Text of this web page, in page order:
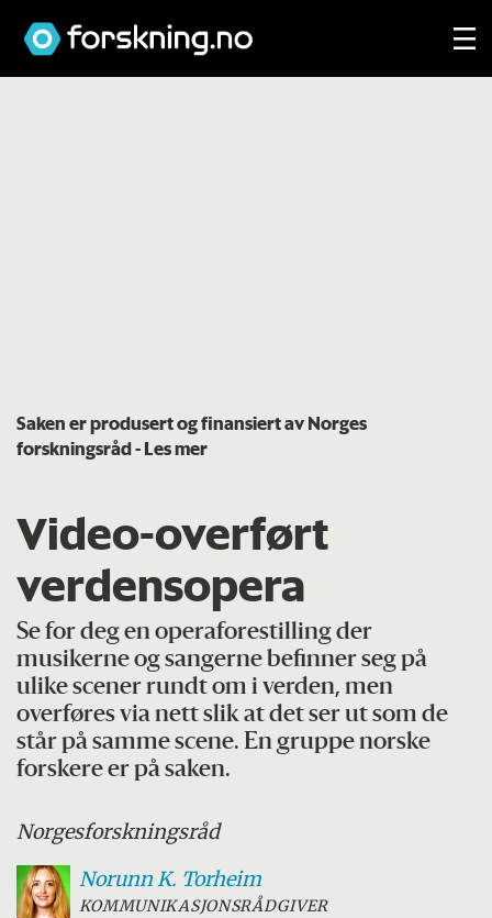
Saken er produsert og finansiert av Norges
forskningsråd- Les mer
Video-overført
verdensopera
Se for deg en operaforestilling der
musikerne og sangerne befinner seg på
ulike scener rundt om i verden, men
overføres via nett slik at det ser ut som de
står på samme scene. En gruppe norske
forskere er på saken.
Norgesforskningsråd
Norunn K. Torheim
KOMMUNIKASJONSRÅDGIVER